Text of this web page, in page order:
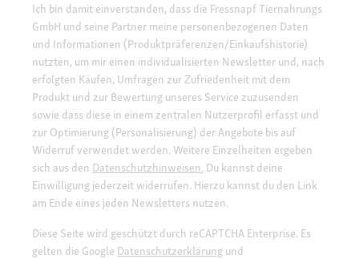
Ich bin damit einverstanden, dass die Fressnapf Tiernahrungs
GmbH und seine Partner meine personenbezogenen Daten
und Informationen (Produktpräferenzen/Einkaufshistorie)
nutzten, um mir einen individualisierten Newsletter und, nach
erfolgten Käufen, Umfragen zur Zufriedenheit mit dem
Produkt und zur Bewertung unseres Service zuzusenden
sowie dass diese in einem zentralen Nutzerprofil erfasst und
zur Optimierung (Personalisierung) der Angebote bis auf
Widerruf verwendet werden. Weitere Einzelheiten ergeben
sich aus den Datenschutzhinweisen. Du kannst deine
Einwilligung jederzeit widerrufen. Hierzu kannst du den Link
am Ende eines jeden Newsletters nutzen.
Diese Seite wird geschützt durch reCAPTCHA Enterprise. Es
gelten die Google Datenschutzerklärung und